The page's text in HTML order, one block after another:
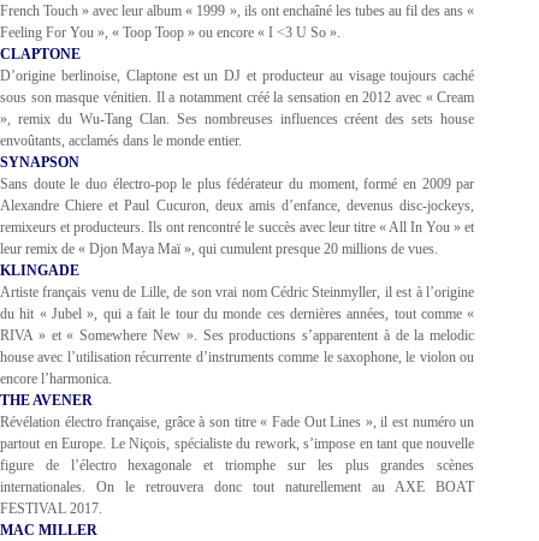
French Touch » avec leur album « 1999 », ils ont enchaîné les tubes au fil des ans «
Feeling For You », « Toop Toop » ou encore « I <3 U So ».
CLAPTONE
D’origine berlinoise, Claptone est un DJ et producteur au visage toujours caché
sous son masque vénitien. Il a notamment créé la sensation en 2012 avec « Cream
», remix du Wu-Tang Clan. Ses nombreuses influences créent des sets house
envoûtants, acclamés dans le monde entier.
SYNAPSON
Sans doute le duo électro-pop le plus fédérateur du moment, formé en 2009 par
Alexandre Chiere et Paul Cucuron, deux amis d’enfance, devenus disc-jockeys,
remixeurs et producteurs. Ils ont rencontré le succès avec leur titre « All In You » et
leur remix de « Djon Maya Maï », qui cumulent presque 20 millions de vues.
KLINGADE
Artiste français venu de Lille, de son vrai nom Cédric Steinmyller, il est à l’origine
du hit « Jubel », qui a fait le tour du monde ces dernières années, tout comme «
RIVA » et « Somewhere New ». Ses productions s’apparentent à de la melodic
house avec l’utilisation récurrente d’instruments comme le saxophone, le violon ou
encore l’harmonica.
THE AVENER
Révélation électro française, grâce à son titre « Fade Out Lines », il est numéro un
partout en Europe. Le Niçois, spécialiste du rework, s’impose en tant que nouvelle
figure de l’électro hexagonale et triomphe sur les plus grandes scènes
internationales. On le retrouvera donc tout naturellement au AXE BOAT
FESTIVAL 2017.
MAC MILLER